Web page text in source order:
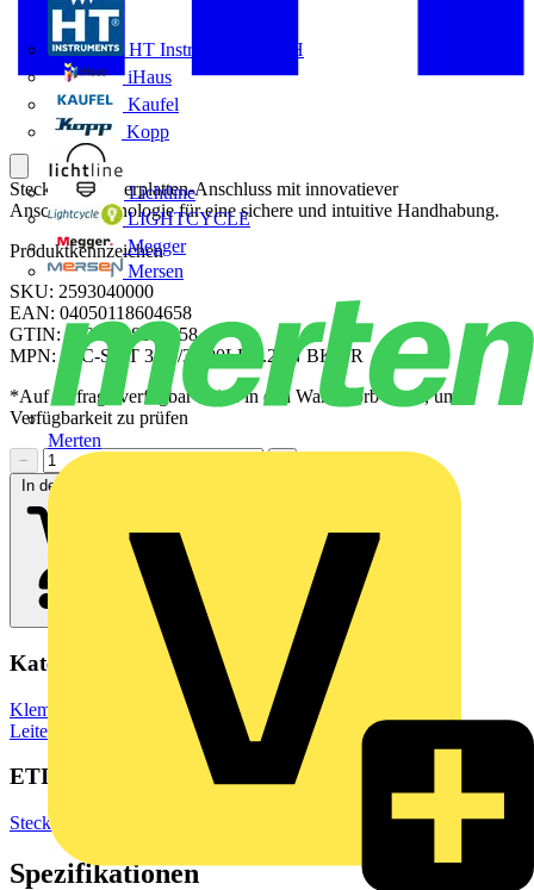
HT Instruments GmbH
iHaus
Kaufel
Kopp
Lichtline
LIGHTCYCLE
Megger
Mersen
Merten
Steckbarer Leiterplatten-Anschluss mit innovatiever
Anschlusstechnologie für eine sichere und intuitive Handhabung.
Produktkennzeichen
SKU: 2593040000
EAN: 04050118604658
GTIN: 04050118604658
MPN: S2C-SMT 3.50/34/90LF 3.2SN BK TR
*Auf Anfrage verfügbar - bitte in den Warenkorb legen, um
Verfügbarkeit zu prüfen
−
In den Warenkorb
Kategorien
Klemmen, Steckverbinder & Verbindungselemente
Leiterplattensteckverbinder
ETIM Group
Steckverbinder
Spezifikationen